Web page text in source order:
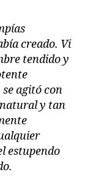
creado. Vi
tendido y
agitó con
y tan
estupendo